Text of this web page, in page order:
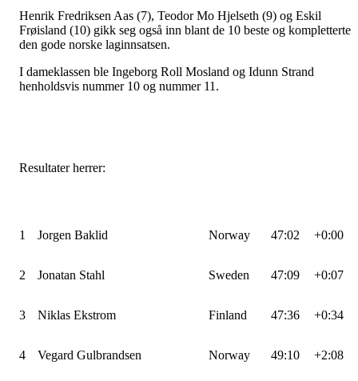
Henrik Fredriksen Aas (7), Teodor Mo Hjelseth (9) og Eskil
Frøisland (10) gikk seg også inn blant de 10 beste og kompletterte
den gode norske laginnsatsen.
I dameklassen ble Ingeborg Roll Mosland og Idunn Strand
henholdsvis nummer 10 og nummer 11.
Resultater herrer:
1 Jorgen Baklid Norway 47:02 +0:00
2 Jonatan Stahl Sweden 47:09 +0:07
3 Niklas Ekstrom Finland 47:36 +0:34
4 Vegard Gulbrandsen Norway 49:10 +2:08